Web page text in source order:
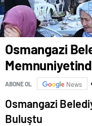
Osmangazi
ABONE OL News
Osmangazi
Buluştu